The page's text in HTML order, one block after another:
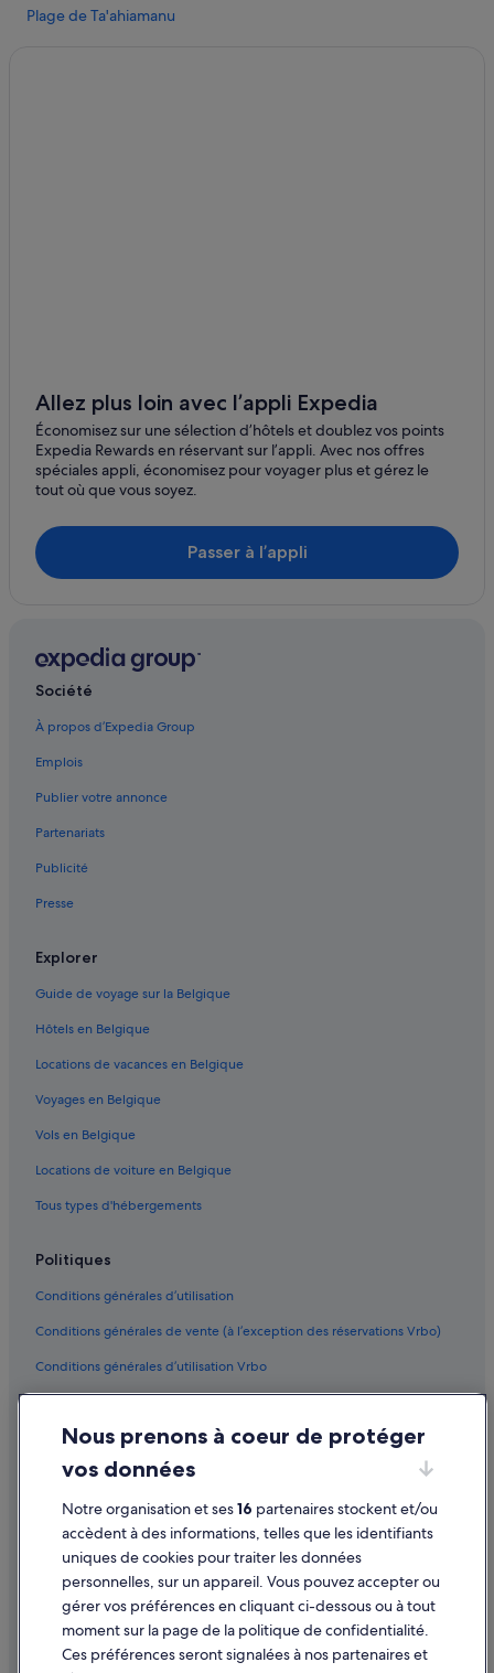
Plage de Ta'ahiamanu
Allez plus loin avec l’appli Expedia
Économisez sur une sélection d’hôtels et doublez vos points
Expedia Rewards en réservant sur l’appli. Avec nos offres
spéciales appli, économisez pour voyager plus et gérez le
tout où que vous soyez.
Passer à l’appli
Société
À propos d’Expedia Group
Emplois
Publier votre annonce
Partenariats
Publicité
Presse
Explorer
Guide de voyage sur la Belgique
Hôtels en Belgique
Locations de vacances en Belgique
Voyages en Belgique
Vols en Belgique
Locations de voiture en Belgique
Tous types d'hébergements
Politiques
Conditions générales d’utilisation
Conditions générales de vente (à l’exception des réservations Vrbo)
Conditions générales d’utilisation Vrbo
Accessibilité
Protection des données
Cookies
Mentions légales / Nous contacter
Directives de contenu et signalement de contenus
Aide
Assistance
Modifier ou annuler votre réservation
Nous prenons à coeur de protéger
vos données
Notre organisation et ses16 partenaires stockent et/ou
accèdent à des informations, telles que les identifiants
uniques de cookies pour traiter les données
personnelles, sur un appareil. Vous pouvez accepter ou
gérer vos préférences en cliquant ci-dessous ou à tout
moment sur la page de la politique de confidentialité.
Ces préférences seront signalées à nos partenaires et